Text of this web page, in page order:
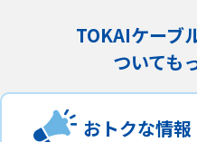
TOKAIケーブ
ついても
おトクな情報